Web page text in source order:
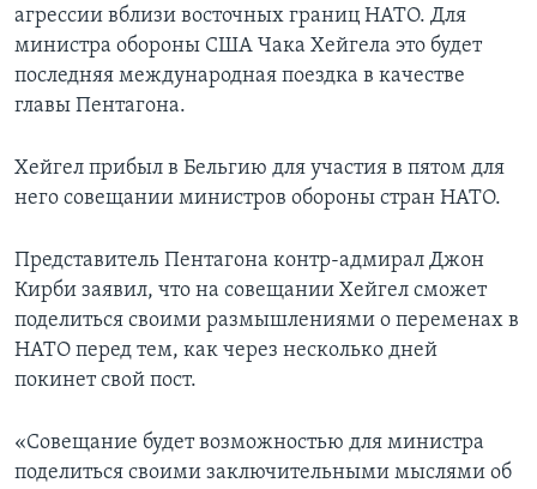
агрессии вблизи восточных границ НАТО. Для
министра обороны США Чака Хейгела это будет
последняя международная поездка в качестве
главы Пентагона.
Хейгел прибыл в Бельгию для участия в пятом для
него совещании министров обороны стран НАТО.
Представитель Пентагона контр-адмирал Джон
Кирби заявил, что на совещании Хейгел сможет
поделиться своими размышлениями о переменах в
НАТО перед тем, как через несколько дней
покинет свой пост.
«Совещание будет возможностью для министра
поделиться своими заключительными мыслями об